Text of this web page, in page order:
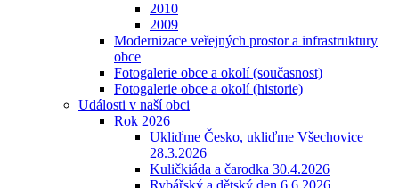
2010
2009
Modernizace veřejných prostor a infrastruktury
obce
Fotogalerie obce a okolí (současnost)
Fotogalerie obce a okolí (historie)
Události v naší obci
Rok 2026
Ukliďme Česko, ukliďme Všechovice
28.3.2026
Kuličkiáda a čarodka 30.4.2026
Rybářský a dětský den 6.6.2026